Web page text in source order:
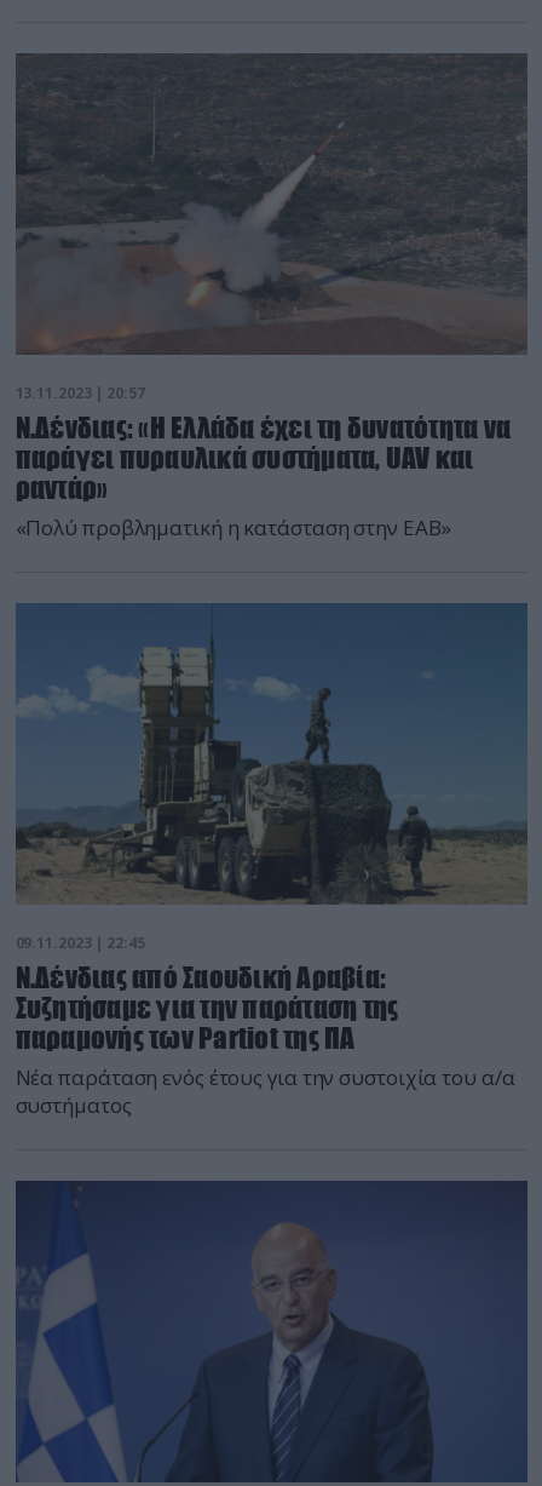
13.11.2023 | 20:57
Ν.Δένδιας: «Η Ελλάδα έχει τη δυνατότητα να
παράγει πυραυλικά συστήματα, UAV και
ραντάρ»
«Πολύ προβληματική η κατάσταση στην ΕΑΒ»
09.11.2023 | 22:45
Ν.Δένδιας από Σαουδική Αραβία:
Συζητήσαμε για την παράταση της
παραμονής των Partiot της ΠΑ
Νέα παράταση ενός έτους για την συστοιχία του α/α
συστήματος